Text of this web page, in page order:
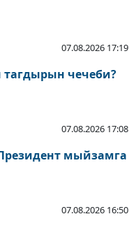
07.08.2026 17:19
чечеби?
07.08.2026 17:08
мыйзамга
07.08.2026 16:50